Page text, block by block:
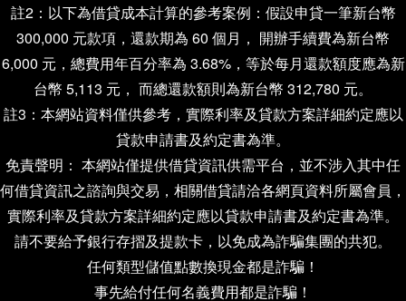
註2：以下為借貸成本計算的參考案例：假設申貸一筆新台幣
300,000 元款項，還款期為 60 個月， 開辦手續費為新台幣
6,000 元，總費用年百分率為 3.68%，等於每月還款額度應為新
台幣 5,113 元， 而總還款額則為新台幣 312,780 元。
註3：本網站資料僅供參考，實際利率及貸款方案詳細約定應以
貸款申請書及約定書為準。
免責聲明： 本網站僅提供借貸資訊供需平台，並不涉入其中任
何借貸資訊之諮詢與交易，相關借貸請洽各網頁資料所屬會員，
實際利率及貸款方案詳細約定應以貸款申請書及約定書為準。
請不要給予銀行存摺及提款卡，以免成為詐騙集團的共犯。
任何類型儲值點數換現金都是詐騙！
事先給付任何名義費用都是詐騙！